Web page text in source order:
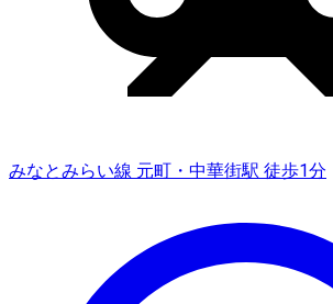
みなとみらい線 元町・中華街駅 徒歩1分